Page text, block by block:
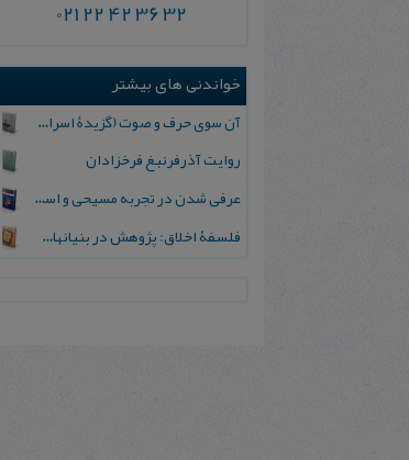
021 22 42 36 32
خواندنی های بیشتر
آن سوی حرف و صوت (گزیدۀ اسرار التوحید)
روایت آذرفرنبغ فرخزادان
عرفی‌ شدن‌ در تجربه‌ مسیحی‌ و اسلامی‌
فلسفۀ اخلاق: پژوهش در بنیانهای زبانی، فطری، تجربی، نظری و دینی اخلاقی